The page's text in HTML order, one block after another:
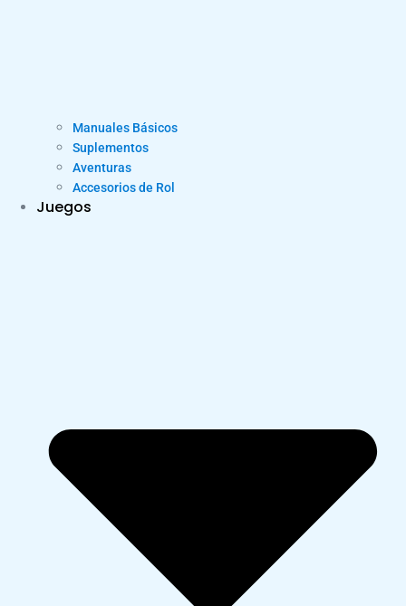
Manuales Básicos
Suplementos
Aventuras
Accesorios de Rol
Juegos